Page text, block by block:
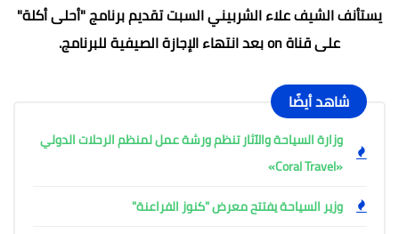
يستأنف الشيف علاء الشربيني السبت تقديم برنامج "أحلى أكلة"
على قناة on بعد انتهاء الإجازة الصيفية للبرنامج.
شاهد أيضًا
وزارة السياحة والآثار تنظم ورشة عمل لمنظم الرحلات الدولي
«Coral Travel»
وزير السياحة يفتتح معرض "كنوز الفراعنة"